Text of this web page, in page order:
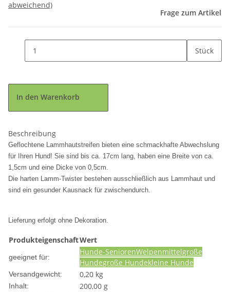
abweichend)
Frage zum Artikel
Stück
In den Warenkorb
Beschreibung
Geflochtene Lammhautstreifen bieten eine schmackhafte Abwechslung
für Ihren Hund! Sie sind bis ca. 17cm lang, haben eine Breite von ca.
1,5cm und eine Dicke von 0,5cm.
Die harten Lamm-Twister bestehen ausschließlich aus Lammhaut und
sind ein gesunder Kausnack für zwischendurch.
Lieferung erfolgt ohne Dekoration.
ProdukteigenschaftWert
geeignet für:
Hunde-SeniorenWelpenmittelgroße
Hundegroße Hundekleine Hunde
Versandgewicht: 0,20 kg
Inhalt:
200,00 g